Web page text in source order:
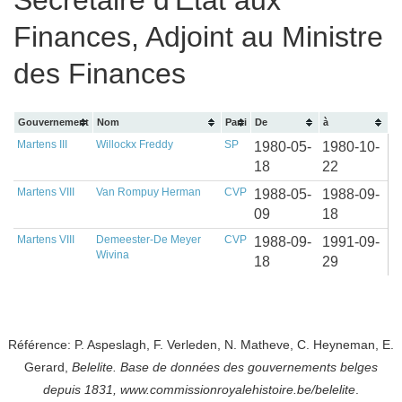
Finances, Adjoint au Ministre
des Finances
Gouvernement Nom Parti De à
Martens III Willockx Freddy SP
1980-05-
18
1980-10-
22
Martens VIII Van Rompuy Herman CVP
1988-05-
09
1988-09-
18
Martens VIII
Demeester-De Meyer
Wivina
CVP
1988-09-
18
1991-09-
29
Référence: P. Aspeslagh, F. Verleden, N. Matheve, C. Heyneman, E.
Gerard, Belelite. Base de données des gouvernements belges
depuis 1831, www.commissionroyalehistoire.be/belelite